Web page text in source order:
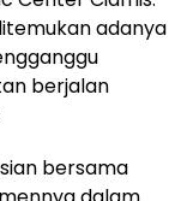
adanya
berjalan
bersama